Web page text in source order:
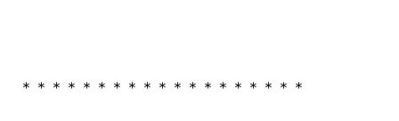
＊＊＊＊＊＊＊＊＊＊＊＊＊＊＊＊＊＊＊